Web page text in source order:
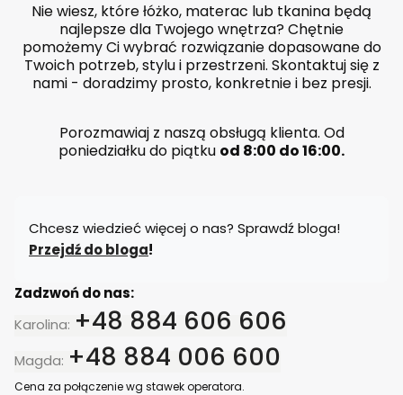
Nie wiesz, które łóżko, materac lub tkanina będą
najlepsze dla Twojego wnętrza? Chętnie
pomożemy Ci wybrać rozwiązanie dopasowane do
Twoich potrzeb, stylu i przestrzeni. Skontaktuj się z
nami - doradzimy prosto, konkretnie i bez presji.
Porozmawiaj z naszą obsługą klienta. Od
poniedziałku do piątku od 8:00 do 16:00.
Chcesz wiedzieć więcej o nas? Sprawdź bloga!
Przejdź do bloga!
Zadzwoń do nas:
Karolina: +48 884 606 606
Magda: +48 884 006 600
Cena za połączenie wg stawek operatora.